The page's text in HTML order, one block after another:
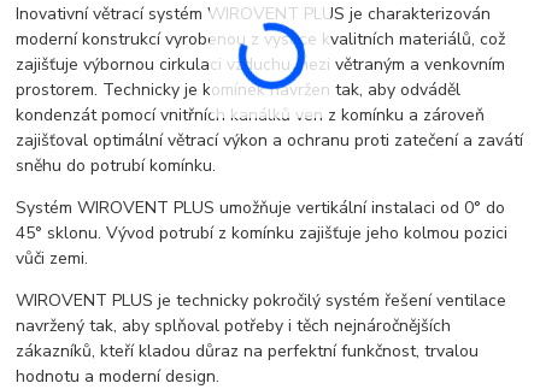
Inovativní větrací systém WIROVENT PLUS je charakterizován
moderní konstrukcí vyrobenou z vysoce kvalitních materiálů, což
zajišťuje výbornou cirkulaci vzduchu mezi větraným a venkovním
prostorem. Technicky je komínek navržen tak, aby odváděl
kondenzát pomocí vnitřních kanálků ven z komínku a zároveň
zajišťoval optimální větrací výkon a ochranu proti zatečení a zavátí
sněhu do potrubí komínku.
Systém WIROVENT PLUS umožňuje vertikální instalaci od 0° do
45° sklonu. Vývod potrubí z komínku zajišťuje jeho kolmou pozici
vůči zemi.
WIROVENT PLUS je technicky pokročilý systém řešení ventilace
navržený tak, aby splňoval potřeby i těch nejnáročnějších
zákazníků, kteří kladou důraz na perfektní funkčnost, trvalou
hodnotu a moderní design.